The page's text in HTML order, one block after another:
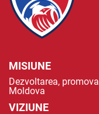
MISIUNE
Dezvoltarea,
Moldova
VIZIUNE